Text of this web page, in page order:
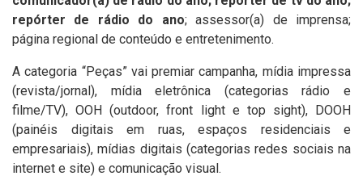
repórter de rádio do ano; assessor(a) de imprensa;
página regional de conteúdo e entretenimento.
A categoria “Peças” vai premiar campanha, mídia impressa
(revista/jornal), mídia eletrônica (categorias rádio e
filme/TV), OOH (outdoor, front light e top sight), DOOH
(painéis digitais em ruas, espaços residenciais e
empresariais), mídias digitais (categorias redes sociais na
internet e site) e comunicação visual.